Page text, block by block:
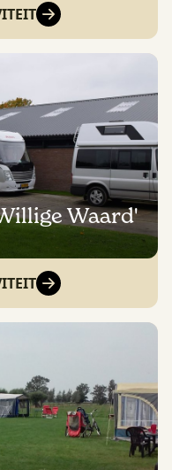
Waard'